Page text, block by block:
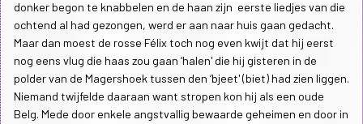
donker begon te knabbelen en de haan zijn eerste liedjes van die
ochtend al had gezongen, werd er aan naar huis gaan gedacht.
Maar dan moest de rosse Félix toch nog even kwijt dat hij eerst
nog eens vlug die haas zou gaan ‘halen' die hij gisteren in de
polder van de Magershoek tussen den ‘bjeet' (biet) had zien liggen.
Niemand twijfelde daaraan want stropen kon hij als een oude
Belg. Mede door enkele angstvallig bewaarde geheimen en door in